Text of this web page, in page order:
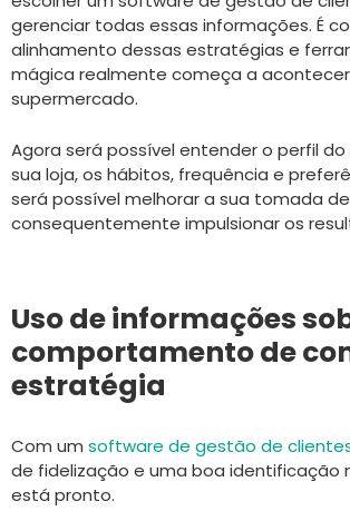
gerenciar todas essas informações. É
alinhamento dessas estratégias e
mágica realmente começa a
supermercado.
Agora será possível entender o perfil
sua loja, os hábitos, frequência e
será possível melhorar a sua tomada
consequentemente impulsionar os
Uso de informações
comportamento de
estratégia
Com um software de gestão de
de fidelização e uma boa identificação
está pronto.